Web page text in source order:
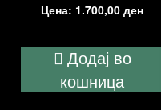
Цена: 1.700,00ден
Додај во
кошница